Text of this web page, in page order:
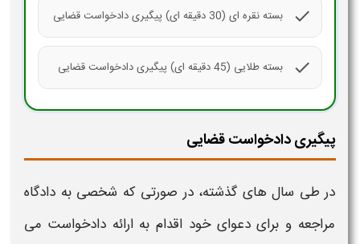
check بسته نقره ای (30 دقیقه ای) پیگیری دادخواست قضایی
check بسته طلایی (45 دقیقه ای) پیگیری دادخواست قضایی
پیگیری دادخواست قضایی
در طی سال های گذشته، در صورتی که شخصیبه دادگاه
مراجعه و برای دعوای خود اقدام به ارائهدادخواست می